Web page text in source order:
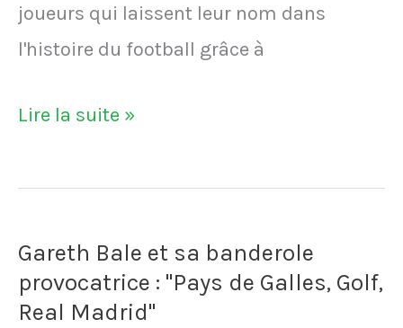
joueurs qui laissent leur nom dans
l'histoire du football grâce à
VIDÉO
Le
du
scorpion
Lire la suite »
Gareth Bale et sa banderole
provocatrice : "Pays de Galles, Golf,
Real Madrid"